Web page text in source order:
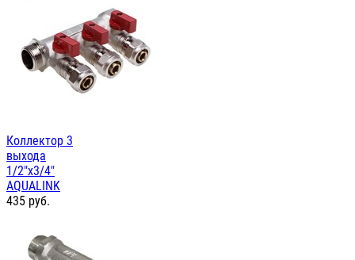
Коллектор 3
выхода
1/2"х3/4"
AQUALINK
435 руб.